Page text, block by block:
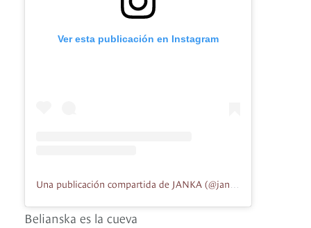
Ver esta publicación en Instagram
Una publicación compartida de JANKA (@jankapet)
Belianska es la cueva